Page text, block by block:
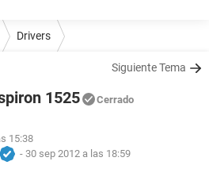
Drivers
Siguiente Tema
1525 Cerrado
15:38
- 30 sep 2012 a las 18:59